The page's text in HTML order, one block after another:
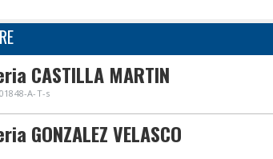
CASTILLA MARTIN
A-T-s
GONZALEZ VELASCO